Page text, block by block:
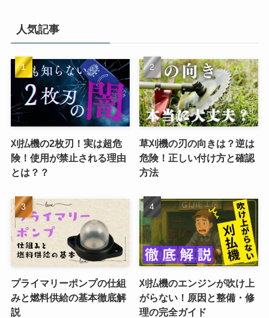
人気記事
刈払機の2枚刃！実は超危
険！使用が禁止される理由
とは？？
草刈機の刃の向きは？逆は
危険！正しい付け方と確認
方法
プライマリーポンプの仕組
みと燃料供給の基本徹底解
説
刈払機のエンジンが吹け上
がらない！原因と整備・修
理の完全ガイド